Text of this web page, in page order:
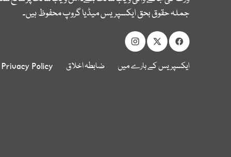
جملہ حقوق بحق ایکسپریس میڈیا گروپ محفوظ ہیں۔
ایکسپریس کے بارے میں ضابطہ اخلاق Privacy Policy